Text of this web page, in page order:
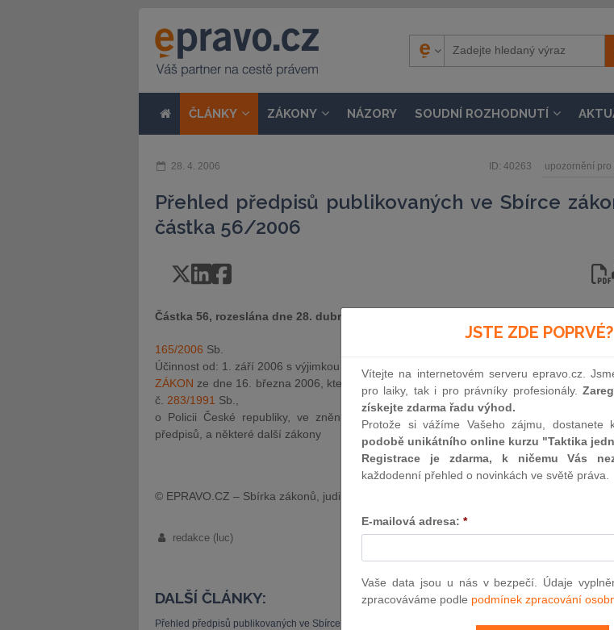
ČLÁNKY ZÁKONY NÁZORY SOUDNÍ ROZHODNUTÍ
28. 4. 2006 ID: 40263 upozornění pro
Přehled předpisů publikovaných ve Sbírce
částka 56/2006
Částka 56, rozeslána dne 28. dubna 2006
165/2006 Sb.
Účinnost od: 1. září 2006 s výjimkou
ZÁKON ze dne 16. března 2006, kterým se mění zákon č.
Sb., o azylu a o
č. 283/1991 Sb.,
o Policii České republiky, ve znění pozdějších předpisů, (zákon o azylu), ve znění
předpisů, a některé další zákony
© EPRAVO.CZ – Sbírka zákonů, judikatura, právo |
redakce (luc)
DALŠÍ ČLÁNKY:
Přehled předpisů publikovaných ve Sbírce zákonů ČR částka 21/2019
JSTE ZDE POPRVÉ?
Vítejte na internetovém serveru epravo.cz.
pro laiky, tak i pro právníky profesionály.
získejte zdarma řadu výhod.
Protože si vážíme Vašeho zájmu,
podobě unikátního online kurzu "Taktika
Registrace je zdarma, k ničemu Vás
každodenní přehled o novinkách ve světě práva.
E-mailová adresa: *
Vaše data jsou u nás v bezpečí. Údaje
zpracováváme podle podmínek zpracování